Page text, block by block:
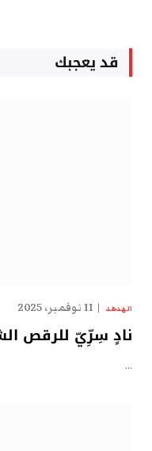
قد يعجبك
الهدهد 11 نوفمبر، 2025
نادٍ سِرِّيّ للرقص
…